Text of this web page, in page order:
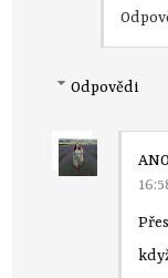
Odpovědi